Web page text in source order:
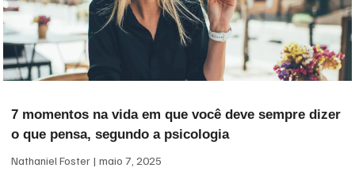
7 momentos na vida em que você deve sempre dizer
o que pensa, segundo a psicologia
Nathaniel Foster maio 7, 2025